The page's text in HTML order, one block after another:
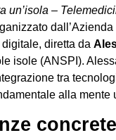
un’isola –
diretta da
isole (ANSPI).
tra
alla mente